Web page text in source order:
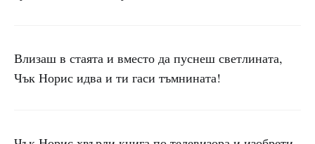
Влизаш в стаята и вместо да пуснеш светлината,
Чък Норис идва и ти гаси тъмнината!